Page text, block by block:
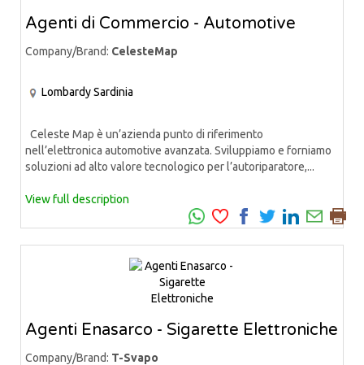
Agenti di Commercio - Automotive
Company/Brand: CelesteMap
LombardySardinia
Celeste Map è un’azienda punto di riferimento
nell’elettronica automotive avanzata. Sviluppiamo e forniamo
soluzioni ad alto valore tecnologico per l’autoriparatore,...
View full description
Agenti Enasarco - Sigarette Elettroniche
Company/Brand: T-Svapo